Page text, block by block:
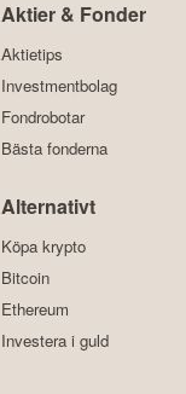
Aktier & Fonder
Aktietips
Investmentbolag
Fondrobotar
Bästa fonderna
Alternativt
Köpa krypto
Bitcoin
Ethereum
Investera i guld